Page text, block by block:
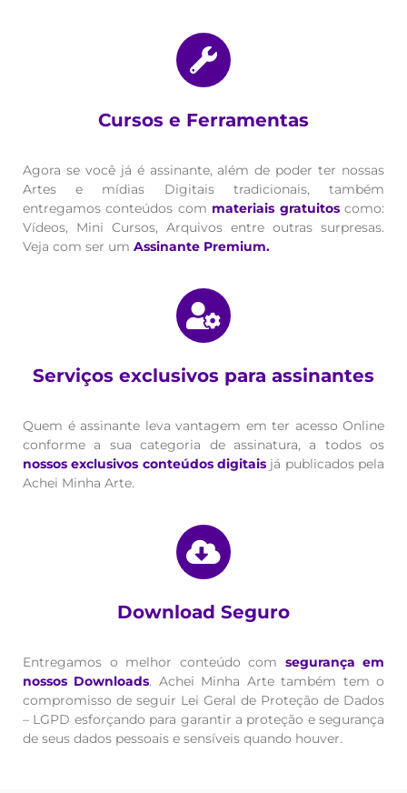
Cursos e Ferramentas
Agora se você já é assinante, além de poder ter nossas
Artes e mídias Digitais tradicionais, também
entregamos conteúdos com materiais gratuitoscomo:
Vídeos, Mini Cursos, Arquivos entre outras surpresas.
Veja com ser um Assinante Premium.
Serviços exclusivos para assinantes
Quem é assinante leva vantagem em ter acesso Online
conforme a sua categoria de assinatura, a todos os
nossos exclusivos conteúdos digitais já publicados pela
Achei Minha Arte.
Download Seguro
Entregamos o melhor conteúdo com segurança em
nossos Downloads. Achei Minha Arte também tem o
compromisso de seguir Lei Geral de Proteção de Dados
– LGPD esforçando para garantir a proteção e segurança
de seus dados pessoais e sensíveis quando houver.